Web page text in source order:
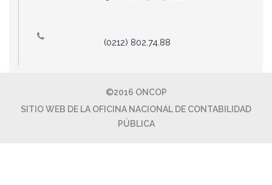
(0212) 802.74.88
©2016 ONCOP
SITIO WEB DE LA OFICINA NACIONAL DE CONTABILIDAD
PÚBLICA